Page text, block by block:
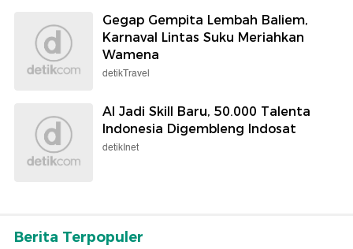
Gegap Gempita Lembah Baliem,
Karnaval Lintas Suku Meriahkan
Wamena
detikTravel
AI Jadi Skill Baru, 50.000 Talenta
Indonesia Digembleng Indosat
detikInet
Berita Terpopuler